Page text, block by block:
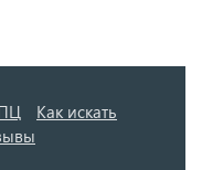
Как искать